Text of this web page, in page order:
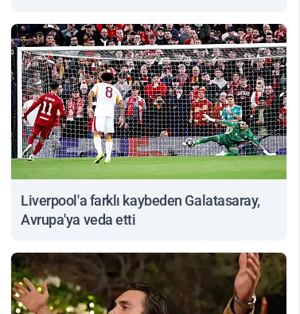
Liverpool'a farklı kaybeden Galatasaray,
Avrupa'ya veda etti